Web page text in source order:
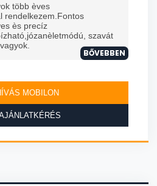
több èves
rendelkezem.Fontos
ès precíz
szavát
BŐVEBBEN
MOBILON